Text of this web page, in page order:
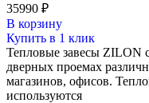
35990 ₽
В корзину
Купить в 1 клик
Тепловые завесы ZILON
дверных проемах
магазинов, офисов.
используются